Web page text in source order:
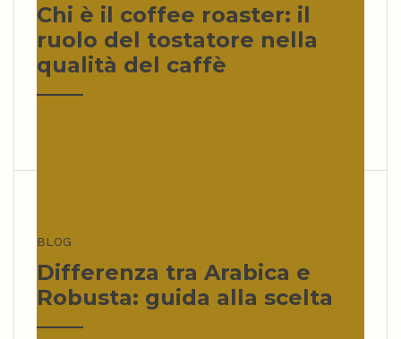
Chi è il coffee roaster: il
ruolo del tostatore nella
qualità del caffè
BLOG
Differenza tra Arabica e
Robusta: guida alla scelta